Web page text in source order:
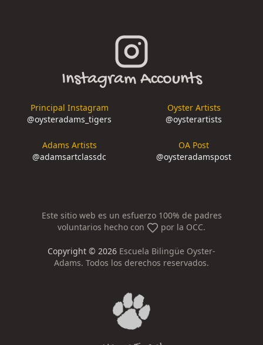
Instagram Accounts
Principal Instagram
@oysteradams_tigers
Oyster Artists
@oysterartists
Adams Artists
@adamsartclassdc
OA Post
@oysteradamspost
Este sitio web es un esfuerzo 100% de padres
voluntarios hecho con
por la OCC.
Copyright © 2026 Escuela Bilingüe Oyster-
Adams. Todos los derechos reservados.